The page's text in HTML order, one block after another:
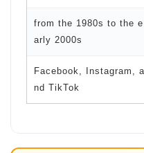
from the 1980s to the e
arly 2000s
Facebook, Instagram, a
nd TikTok